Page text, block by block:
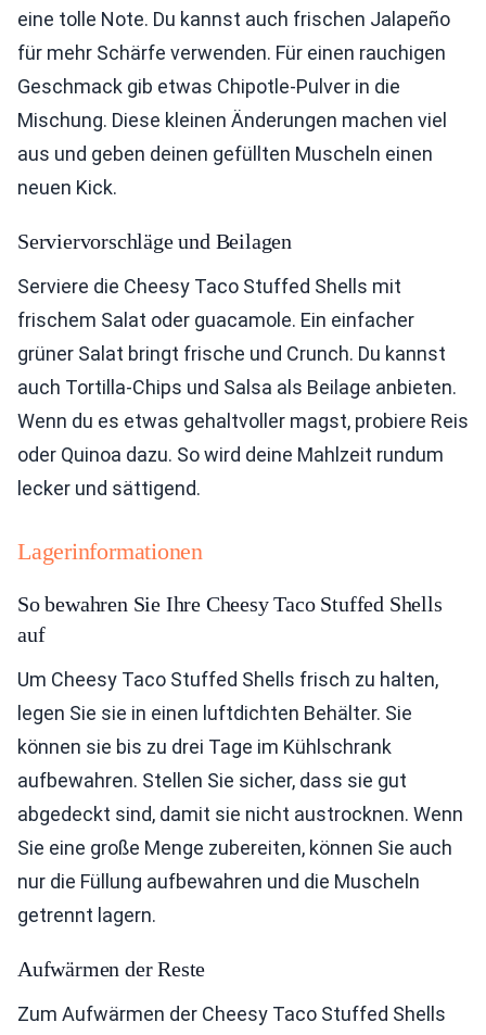
eine tolle Note. Du kannst auch frischen Jalapeño
für mehr Schärfe verwenden. Für einen rauchigen
Geschmack gib etwas Chipotle-Pulver in die
Mischung. Diese kleinen Änderungen machen viel
aus und geben deinen gefüllten Muscheln einen
neuen Kick.
Serviervorschläge und Beilagen
Serviere die Cheesy Taco Stuffed Shells mit
frischem Salat oder guacamole. Ein einfacher
grüner Salat bringt frische und Crunch. Du kannst
auch Tortilla-Chips und Salsa als Beilage anbieten.
Wenn du es etwas gehaltvoller magst, probiere Reis
oder Quinoa dazu. So wird deine Mahlzeit rundum
lecker und sättigend.
Lagerinformationen
So bewahren Sie Ihre Cheesy Taco Stuffed Shells
auf
Um Cheesy Taco Stuffed Shells frisch zu halten,
legen Sie sie in einen luftdichten Behälter. Sie
können sie bis zu drei Tage im Kühlschrank
aufbewahren. Stellen Sie sicher, dass sie gut
abgedeckt sind, damit sie nicht austrocknen. Wenn
Sie eine große Menge zubereiten, können Sie auch
nur die Füllung aufbewahren und die Muscheln
getrennt lagern.
Aufwärmen der Reste
Zum Aufwärmen der Cheesy Taco Stuffed Shells